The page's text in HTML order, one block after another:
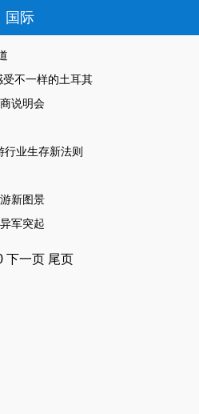
国际
不一样的土耳其
说明会
业生存新法则
新图景
军突起
下一页 尾页